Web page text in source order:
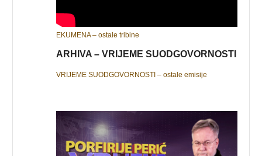
EKUMENA – ostale tribine
ARHIVA – VRIJEME SUODGOVORNOSTI
VRIJEME SUODGOVORNOSTI – ostale emisije